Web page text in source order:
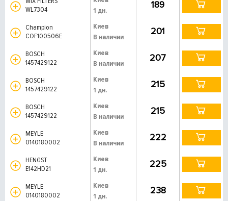
WL7304
1 дн.
189
Champion
COF100506E
Киев
В наличии
201
BOSCH
1457429122
Киев
В наличии
207
BOSCH
1457429122
Киев
1 дн.
215
BOSCH
1457429122
Киев
В наличии
215
MEYLE
0140180002
Киев
В наличии
222
HENGST
E142HD21
Киев
1 дн.
225
MEYLE
0140180002
Киев
1 дн.
238